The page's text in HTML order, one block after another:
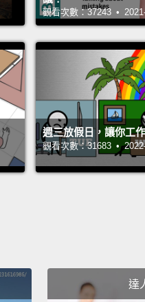
觀看次數：37243 •
週三放假日，讓你工
觀看次數：31683 •
達